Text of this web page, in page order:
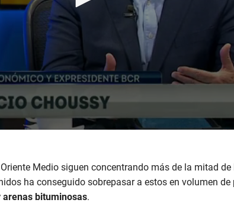
Medio siguen concentrando más de la mitad de
ha conseguido sobrepasar a estos en volumen
bituminosas.